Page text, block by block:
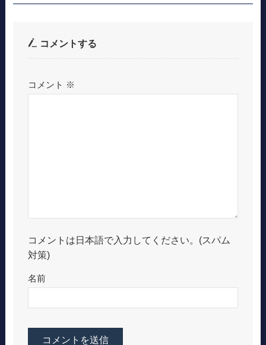
コメントする
コメント ※
コメントは日本語で入力してください。(スパム
対策)
名前